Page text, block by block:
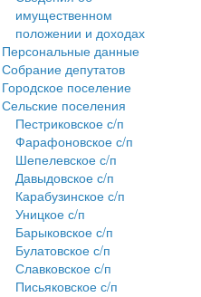
имущественном
положении и доходах
Персональные данные
Собрание депутатов
Городское поселение
Сельские поселения
Пестриковское с/п
Фарафоновское с/п
Шепелевское с/п
Давыдовское с/п
Карабузинское с/п
Уницкое с/п
Барыковское с/п
Булатовское с/п
Славковское с/п
Письяковское с/п